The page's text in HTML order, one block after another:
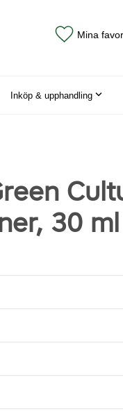
Mina
Inköp & upphandling
30